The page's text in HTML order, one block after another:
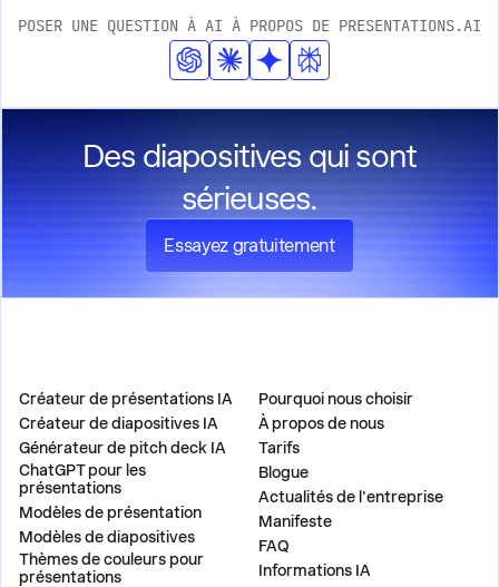
POSER UNE QUESTION À AI À PROPOS DE PRESENTATIONS.AI
Des diapositives qui sont
sérieuses.
Essayez gratuitement
Créateur de présentations IA
Créateur de diapositives IA
Générateur de pitch deck IA
ChatGPT pour les
présentations
Modèles de présentation
Modèles de diapositives
Thèmes de couleurs pour
présentations
Pourquoi nous choisir
À propos de nous
Tarifs
Blogue
Actualités de l'entreprise
Manifeste
FAQ
Informations IA